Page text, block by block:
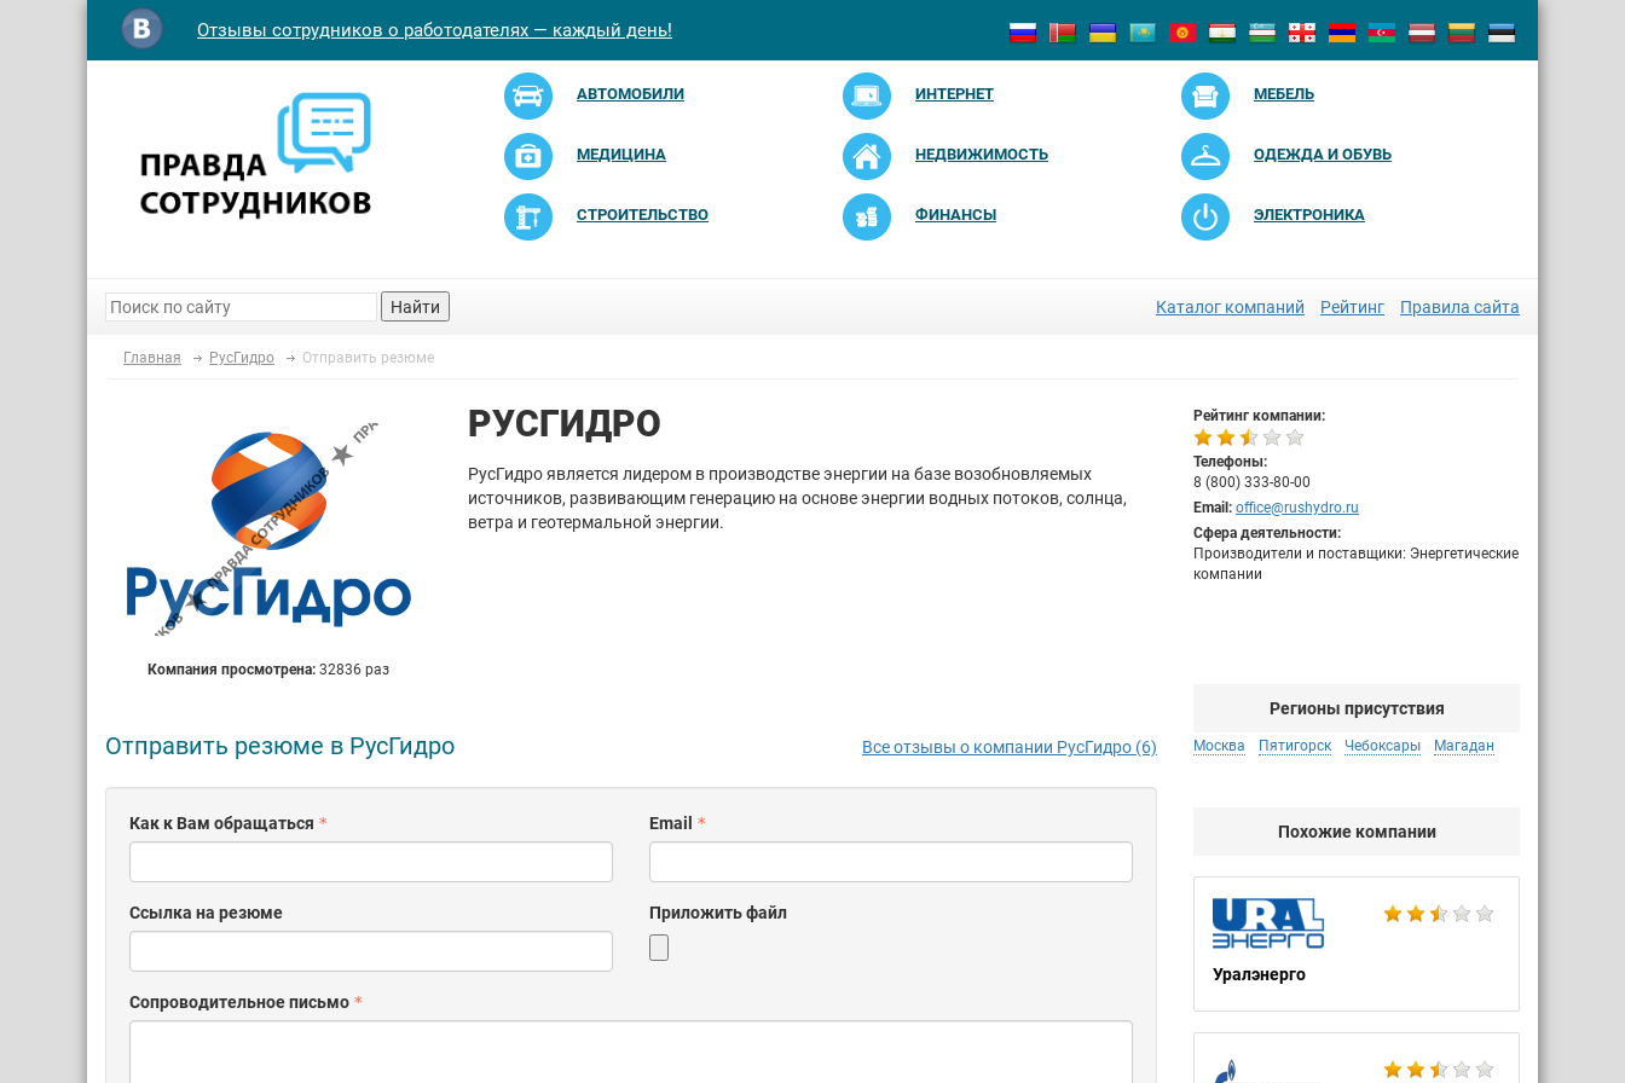
Отзывы сотрудников о работодателях — каждый день!
АВТОМОБИЛИ ИНТЕРНЕТ МЕБЕЛЬ
МЕДИЦИНА НЕДВИЖИМОСТЬ ОДЕЖДА И ОБУВЬ
СТРОИТЕЛЬСТВО ФИНАНСЫ ЭЛЕКТРОНИКА
Найти Каталог компаний Рейтинг Правила сайта
Главная РусГидро Отправить резюме
Рейтинг компании:
Телефоны:
8 (800) 333-80-00
Email: office@rushydro.ru
Сфера деятельности:
Производители и поставщики: Энергетические
компании
Регионы присутствия
Москва Пятигорск Чебоксары Магадан
Похожие компании
Уралэнерго
Компания просмотрена: 32836 раз
РУСГИДРО
РусГидро является лидером в производстве энергии на базе возобновляемых
источников, развивающим генерацию на основе энергии водных потоков, солнца,
ветра и геотермальной энергии.
Отправить резюме в РусГидро Все отзывы о компании РусГидро (6)
Как к Вам обращаться Email
Ссылка на резюме Приложить файл
Сопроводительное письмо